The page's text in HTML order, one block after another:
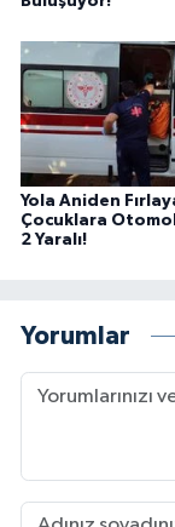
Yola Aniden
Çocuklara
2 Yaralı!
Yorumlar